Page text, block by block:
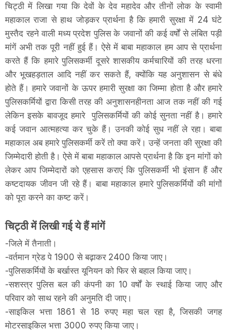
चिट्ठी में लिखा गया कि देवों के देव महादेव और तीनों लोक के स्वामी
महाकाल राजा से हाथ जोड़कर प्रार्थना है कि हमारी सुरक्षा में 24 घंटे
मुस्तैद रहने वाली मध्य प्रदेश पुलिस के जवानों की कई वर्षों से लंबित पड़ी
मांगें अभी तक पूरी नहीं हुई हैं। ऐसे में बाबा महाकाल हम आप से प्रार्थना
करते हैं कि हमारे पुलिसकर्मी दूसरे शासकीय कर्मचारियों की तरह धरना
और भूखहड़ताल आदि नहीं कर सकते हैं, क्योंकि यह अनुशासन से बंधे
होते हैं। हमारे जवानों के ऊपर हमारी सुरक्षा का जिम्मा होता है और हमारे
पुलिसकर्मियों द्वारा किसी तरह की अनुशासनहीनता आज तक नहीं की गई
लेकिन इसके बावजूद हमारे पुलिसकर्मियों की कोई सुनता नहीं है। हमारे
कई जवान आत्महत्या कर चुके हैं। उनकी कोई सुध नहीं ले रहा। बाबा
महाकाल अब हमारे पुलिसकर्मी करें तो क्या करें। उन्हें जनता की सुरक्षा की
जिम्मेदारी होती है। ऐसे में बाबा महाकाल आपसे प्रार्थना है कि इन मांगों को
लेकर आप जिम्मेदारों को एहसास कराएं कि पुलिसकर्मी भी इंसान हैं और
कष्टदायक जीवन जी रहे हैं। बाबा महाकाल हमारे पुलिसकर्मियों की मांगों
को पूरा करने का कष्ट करें।
चिट्ठी में लिखी गई ये हैं मांगें
-जिले में तैनाती।
-वर्तमान ग्रेड पे 1900 से बढ़ाकर 2400 किया जाए।
-पुलिसकर्मियों के बर्खास्त यूनियन को फिर से बहाल किया जाए।
-सशस्त्र पुलिस बल की कंपनी का 10 वर्षों के स्थाई किया जाए और
परिवार को साथ रहने की अनुमति दी जाए।
-साइकिल भत्ता 1861 से 18 रुपए महा चल रहा है, जिसकी जगह
मोटरसाइकिल भत्ता 3000 रुपए किया जाए।